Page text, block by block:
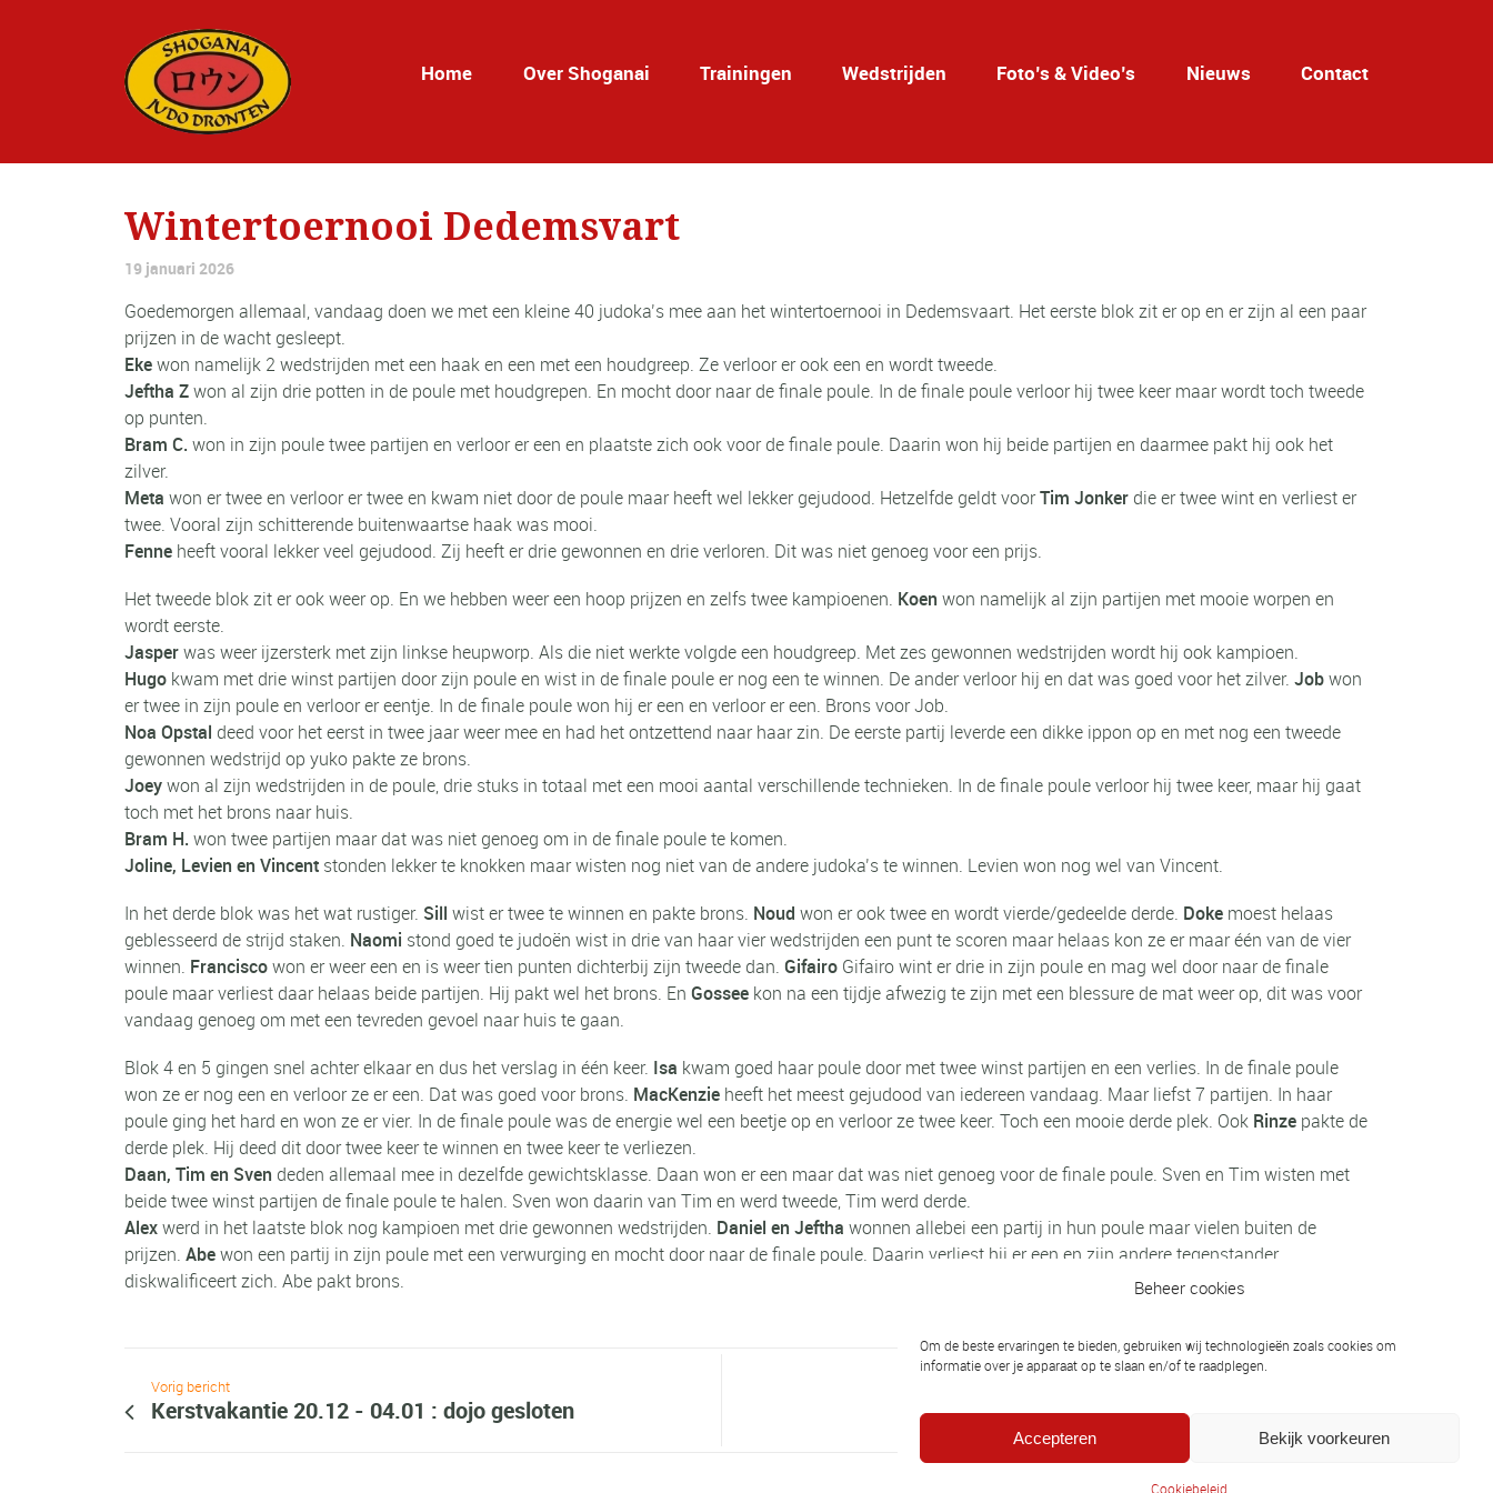
Beheer cookies
Om de beste ervaringen te bieden, gebruiken wij technologieën zoals cookies om
informatie over je apparaat op te slaan en/of te raadplegen.
Accepteren Bekijk voorkeuren
Cookiebeleid
Home Over Shoganai Trainingen Wedstrijden Foto’s & Video’s Nieuws Contact
Wintertoernooi Dedemsvart
19 januari 2026
Goedemorgen allemaal, vandaag doen we met een kleine 40 judoka’s mee aan het wintertoernooi in Dedemsvaart. Het eerste blok zit er op en er zijn al een paar
prijzen in de wacht gesleept.
Ekewon namelijk 2 wedstrijden met een haak en een met een houdgreep. Ze verloor er ook een en wordt tweede.
Jeftha Zwon al zijn drie potten in de poule met houdgrepen. En mocht door naar de finale poule. In de finale poule verloor hij twee keer maar wordt toch tweede
op punten.
Bram C. won in zijn poule twee partijen en verloor er een en plaatste zich ook voor de finale poule. Daarin won hij beide partijen en daarmee pakt hij ook het
zilver.
Meta won er twee en verloor er twee en kwam niet door de poule maar heeft wel lekker gejudood. Hetzelfde geldt voorTim Jonker die er twee wint en verliest er
twee. Vooral zijn schitterende buitenwaartse haak was mooi.
Fenne heeft vooral lekker veel gejudood. Zij heeft er drie gewonnen en drie verloren. Dit was niet genoeg voor een prijs.
Het tweede blok zit er ook weer op. En we hebben weer een hoop prijzen en zelfs twee kampioenen. Koen won namelijk al zijn partijen met mooie worpen en
wordt eerste.
Jasperwas weer ijzersterk met zijn linkse heupworp. Als die niet werkte volgde een houdgreep. Met zes gewonnen wedstrijden wordt hij ook kampioen.
Hugo kwam met drie winst partijen door zijn poule en wist in de finale poule er nog een te winnen. De ander verloor hij en dat was goed voor het zilver. Jobwon
er twee in zijn poule en verloor er eentje. In de finale poule won hij er een en verloor er een. Brons voor Job.
Noa Opstal deed voor het eerst in twee jaar weer mee en had het ontzettend naar haar zin. De eerste partij leverde een dikke ippon op en met nog een tweede
gewonnen wedstrijd op yuko pakte ze brons.
Joeywon al zijn wedstrijden in de poule, drie stuks in totaal met een mooi aantal verschillende technieken. In de finale poule verloor hij twee keer, maar hij gaat
toch met het brons naar huis.
Bram H. won twee partijen maar dat was niet genoeg om in de finale poule te komen.
Joline, Levien en Vincent stonden lekker te knokken maar wisten nog niet van de andere judoka’s te winnen. Levien won nog wel van Vincent.
In het derde blok was het wat rustiger. Sill wist er twee te winnen en pakte brons. Noud won er ook twee en wordt vierde/gedeelde derde. Doke moest helaas
geblesseerd de strijd staken. Naomi stond goed te judoën wist in drie van haar vier wedstrijden een punt te scoren maar helaas kon ze er maar één van de vier
winnen. Franciscowon er weer een en is weer tien punten dichterbij zijn tweede dan. Gifairo Gifairo wint er drie in zijn poule en mag wel door naar de finale
poule maar verliest daar helaas beide partijen. Hij pakt wel het brons. En Gossee kon na een tijdje afwezig te zijn met een blessure de mat weer op, dit was voor
vandaag genoeg om met een tevreden gevoel naar huis te gaan.
Blok 4 en 5 gingen snel achter elkaar en dus het verslag in één keer. Isa kwam goed haar poule door met twee winst partijen en een verlies. In de finale poule
won ze er nog een en verloor ze er een. Dat was goed voor brons. MacKenzie heeft het meest gejudood van iedereen vandaag. Maar liefst 7 partijen. In haar
poule ging het hard en won ze er vier. In de finale poule was de energie wel een beetje op en verloor ze twee keer. Toch een mooie derde plek. Ook Rinze pakte de
derde plek. Hij deed dit door twee keer te winnen en twee keer te verliezen.
Daan, Tim en Sven deden allemaal mee in dezelfde gewichtsklasse. Daan won er een maar dat was niet genoeg voor de finale poule. Sven en Tim wisten met
beide twee winst partijen de finale poule te halen. Sven won daarin van Tim en werd tweede, Tim werd derde.
Alexwerd in het laatste blok nog kampioen met drie gewonnen wedstrijden. Daniel en Jeftha wonnen allebei een partij in hun poule maar vielen buiten de
prijzen. Abewon een partij in zijn poule met een verwurging en mocht door naar de finale poule. Daarin verliest hij er een en zijn andere tegenstander
diskwalificeert zich. Abe pakt brons.
Vorig bericht
Kerstvakantie 20.12 - 04.01 : dojo gesloten Einde bestuurslid